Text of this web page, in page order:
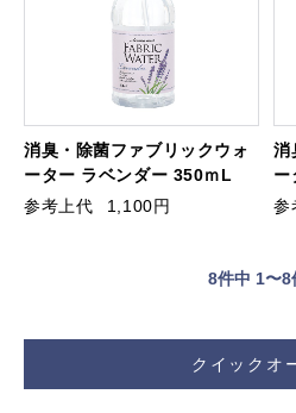
消臭・除菌ファブリックウォ
ーター ラベンダー 350ｍL
参考上代
1,100円
消
ー
参
8件中 1〜8
クイックオ